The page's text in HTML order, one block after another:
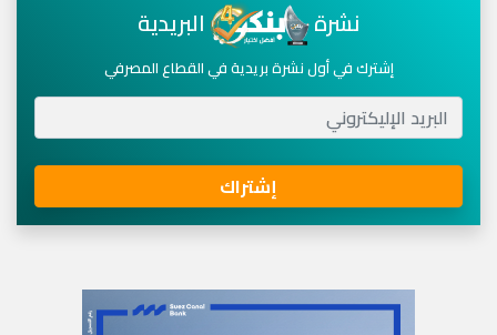
نشرة البريدية
إشترك في أول نشرة بريدية في القطاع المصرفي